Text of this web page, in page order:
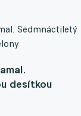
Sedmnáctiletý
desítkou